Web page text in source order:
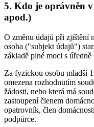
5. Kdo je oprávněn
apod.)
O změnu údajů při zjištění
osoba ("subjekt údajů")
základě plné moci s
Za fyzickou osobu mladší
omezena rozhodnutím
žádosti, nebo která má
zastoupení členem
opatrovník, člen
podpůrce.